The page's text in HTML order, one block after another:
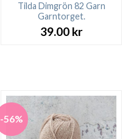
Tilda Dimgrön 82 Garn
Garntorget.
39.00 kr
-56%